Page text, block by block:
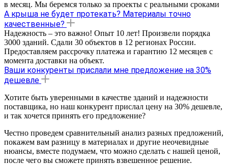
в месяц. Мы беремся только за проекты с реальными сроками
А крыша не будет протекать? Материалы точно
качественные?
Надежность – это важно! Опыт 10 лет! Произвели порядка
3000 зданий. Сдали 30 объектов в 12 регионах России.
Предоставляем рассрочку платежа и гарантию 12 месяцев с
момента доставки на объект.
Ваши конкуренты прислали мне предложение на 30%
дешевле
Хотите быть уверенными в качестве зданий и надежности
поставщика, но наш конкурент прислал цену на 30% дешевле,
и так хочется принять его предложение?
Честно проведем сравнительный анализ разных предложений,
покажем вам разницу в материалах и другие неочевидные
нюансы, вместе подумаем, что можно сделать с нашей ценой,
после чего вы сможете принять взвешенное решение.